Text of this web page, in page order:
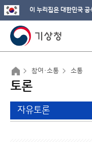
이 누리집은 대한민국
참여·소통 소통
토론
자유토론